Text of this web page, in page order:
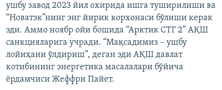
ушбу завод 2023 йил охирида ишга туширилиши ва
“Новатэк”нинг энг йирик корхонаси бўлиши керак
эди. Аммо ноябр ойи бошида “Арктик СТГ 2” АҚШ
санкцияларига учради. “Мақсадимиз – ушбу
лойиҳани ўлдириш”, деган эди АҚШ давлат
котибининг энергетика масалалари бўйича
ёрдамчиси Жеффри Пайет.